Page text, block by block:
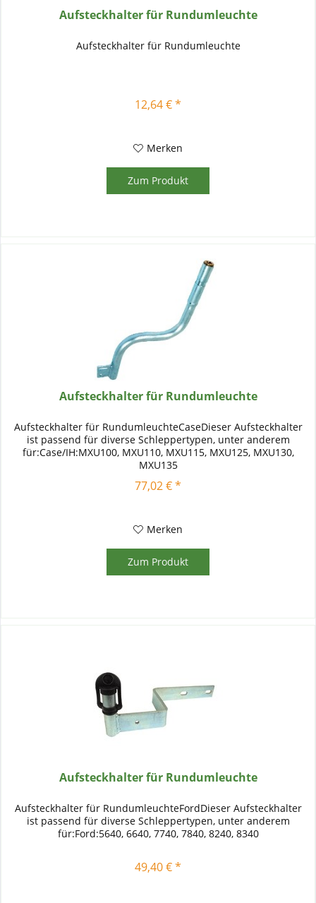
Aufsteckhalter für Rundumleuchte
Aufsteckhalter für Rundumleuchte
12,64 € *
Merken
Zum Produkt
Aufsteckhalter für Rundumleuchte
Aufsteckhalter für RundumleuchteCaseDieser Aufsteckhalter
ist passend für diverse Schleppertypen, unter anderem
für:Case/IH:MXU100, MXU110, MXU115, MXU125, MXU130,
MXU135
77,02 € *
Merken
Zum Produkt
Aufsteckhalter für Rundumleuchte
Aufsteckhalter für RundumleuchteFordDieser Aufsteckhalter
ist passend für diverse Schleppertypen, unter anderem
für:Ford:5640, 6640, 7740, 7840, 8240, 8340
49,40 € *